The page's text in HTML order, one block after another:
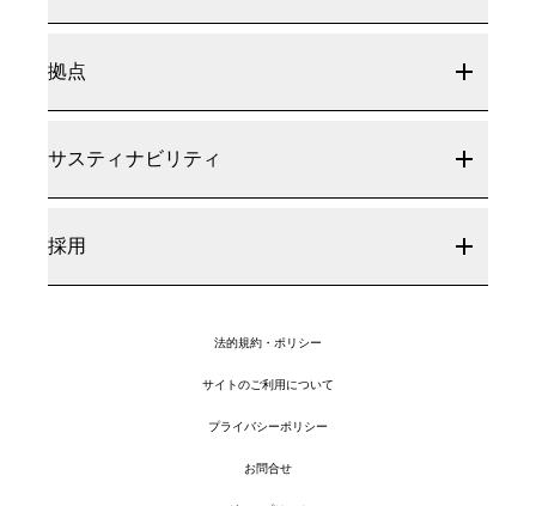
拠点
サスティナビリティ
採用
法的規約・ポリシー
サイトのご利用について
プライバシーポリシー
お問合せ